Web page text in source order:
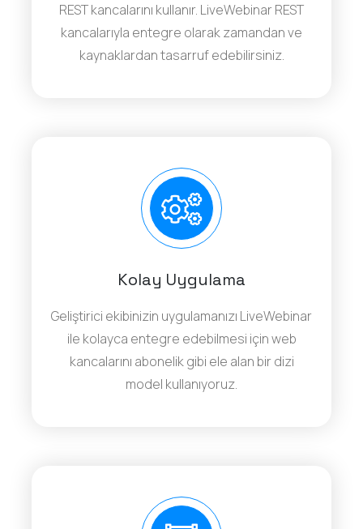
REST kancalarını kullanır. LiveWebinar REST
kancalarıyla entegre olarak zamandan ve
kaynaklardan tasarruf edebilirsiniz.
Kolay Uygulama
Geliştirici ekibinizin uygulamanızı LiveWebinar
ile kolayca entegre edebilmesi için web
kancalarını abonelik gibi ele alan bir dizi
model kullanıyoruz.